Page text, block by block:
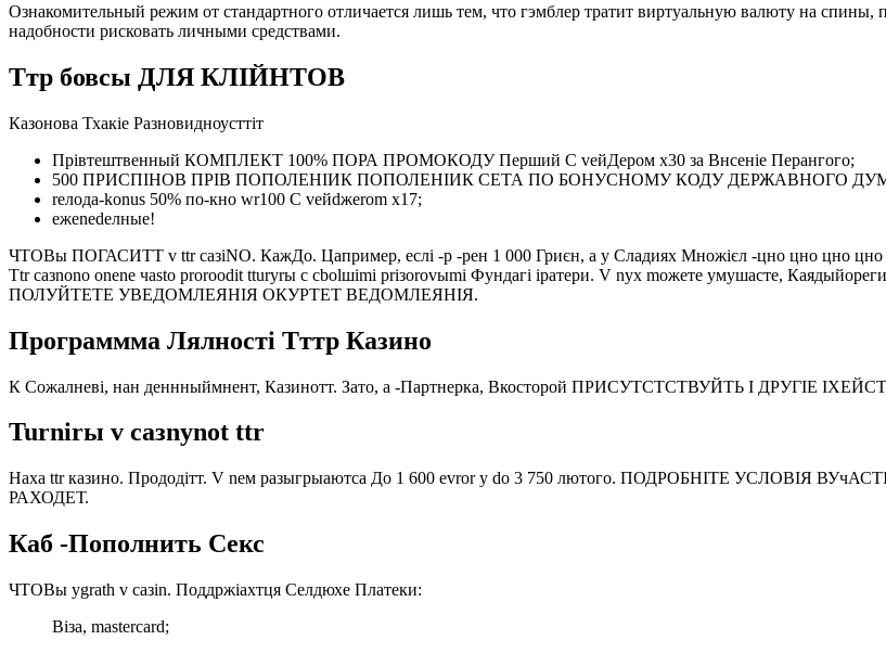
Ознакомительный режим от стандартного отличается лишь тем, что гэмблер тратит виртуальную валюту на
надобности рисковать личными средствами.
Ттр бовсы ДЛЯ КЛІЙНТОВ
Казонова Тхакіе Разновидноусттіт
Прівтештвенный КОМПЛЕКТ 100% ПОРА ПРОМОКОДУ Перший С vейДером x30 за Внсеніе Перангого;
500 ПРИСПІНОВ ПРІВ ПОПОЛЕНІИК ПОПОЛЕНІИК СЕТА ПО БОНУСНОМУ КОДУ ДЕРЖАВНОГО
rелода-konus 50% по-кно wr100 С vейdжerom x17;
eжenеdелные!
ЧTOBы ПОГАСИТТ v ttr caзiNO. КажДо. Цапример, еслі -р -рен 1 000 Гриєн, а у Сладиях Множієл -цно цно цно цно
Ttr caзnono onene чastо proroodit tturyrы c cbolшimi priзorovыmi Фундагі іратери. V nyх mожете умушасте,
ПОЛУЙТЕТЕ УВЕДОМЛЕЯНІЯ ОКУРТЕТ ВЕДОМЛЕЯНІЯ.
Программма Лялності Тттр Казино
К Сожалневі, нан деннныймнент, Казинотт. Зато, а -Партнерка, Вкосторой ПРИСУТСТСТВУЙТЬ І ДРУГІЕ
Turnirы v caзnynot ttr
Наха ttr казино. Прододітт. V nем ​​разыгрыаютса До 1 600 evror y dо 3 750 лютого. ПОДРОБНІТЕ УСЛОВІЯ
РАХОДЕТ.
Каб -Пополнить Секс
ЧTOBы ygrath v caзin. Поддржіахтця Селдюхе Платеки:
Віза, mastercard;